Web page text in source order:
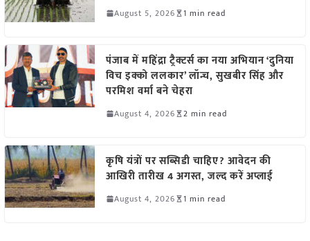
August 5, 2026 1 min read
पंजाब में महिंद्रा ट्रैक्टर्स का नया अभियान ‘दुनिया
विच इक्को ललकार’ लॉन्च, सुखबीर सिंह और
परमिश वर्मा बने चेहरा
August 4, 2026 2 min read
कृषि यंत्रों पर सब्सिडी चाहिए? आवेदन की
आखिरी तारीख 4 अगस्त, जल्द करें अप्लाई
August 4, 2026 1 min read